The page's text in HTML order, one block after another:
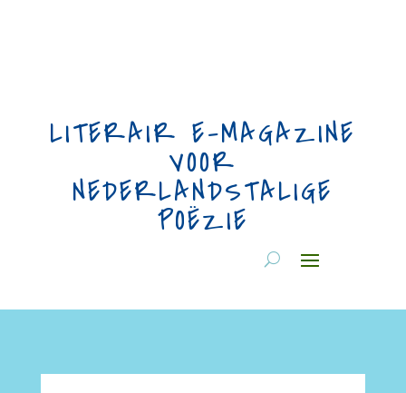
LITERAIR E-MAGAZINE
VOOR
NEDERLANDSTALIGE
POËZIE